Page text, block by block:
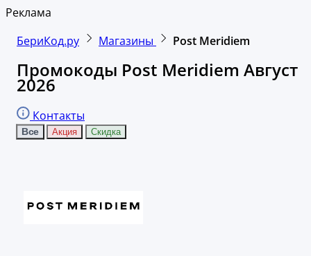
Реклама
БериКод.ру
Магазины Post Meridiem ​​​​​​​
Промокоды Post Meridiem Август
2026
Контакты
Все Акция Скидка